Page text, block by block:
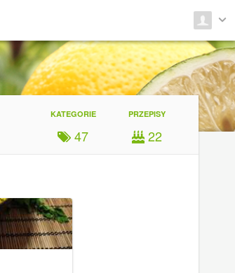
PRZEPISY
22
KATEGORIE
47